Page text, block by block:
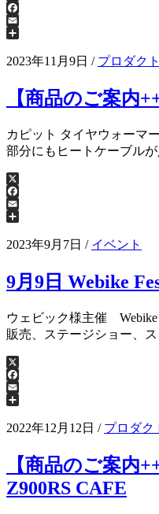
X
Facebook
Email
有
2023年11月9日 / プロダクト
【商品のご案内
カピット タイヤウォーマ
部分にもヒートケーブル
X
Facebook
Email
有
2023年9月7日 / イベント
9月9日 Webike
ウェビック様主催
販売、ステージショー、
X
Facebook
Email
有
2022年12月12日 / プロダク
【商品のご案内
Z900RS CAFE